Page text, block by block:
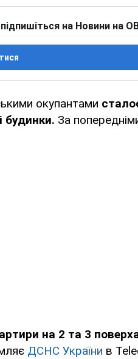
на Новини на
окупантами
будинки. За
на 2 та 3
ДСНС України в